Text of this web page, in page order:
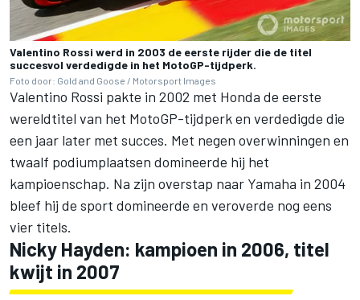
Valentino Rossi werd in 2003 de eerste rijder die de titel
succesvol verdedigde in het MotoGP-tijdperk.
Foto door: Gold and Goose / Motorsport Images
Valentino Rossi pakte in 2002 met Honda de eerste
wereldtitel van het MotoGP-tijdperk en verdedigde die
een jaar later met succes. Met negen overwinningen en
twaalf podiumplaatsen domineerde hij het
kampioenschap. Na zijn overstap naar Yamaha in 2004
bleef hij de sport domineerde en veroverde nog eens
vier titels.
Nicky Hayden: kampioen in 2006, titel
kwijt in 2007